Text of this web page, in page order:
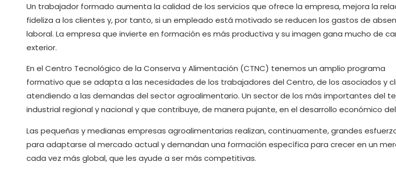
Un trabajador formado aumenta la calidad de los servicios que ofrece la empresa, mejora la
fideliza a los clientes y, por tanto, si un empleado está motivado se reducen los gastos de
laboral. La empresa que invierte en formación es más productiva y su imagen gana mucho de
exterior.
En el Centro Tecnológico de la Conserva y Alimentación (CTNC) tenemos un amplio programa
formativo que se adapta a las necesidades de los trabajadores del Centro, de los asociados y
atendiendo a las demandas del sector agroalimentario. Un sector de los más importantes del
industrial regional y nacional y que contribuye, de manera pujante, en el desarrollo económico
Las pequeñas y medianas empresas agroalimentarias realizan, continuamente, grandes
para adaptarse al mercado actual y demandan una formación específica para crecer en un
cada vez más global, que les ayude a ser más competitivas.